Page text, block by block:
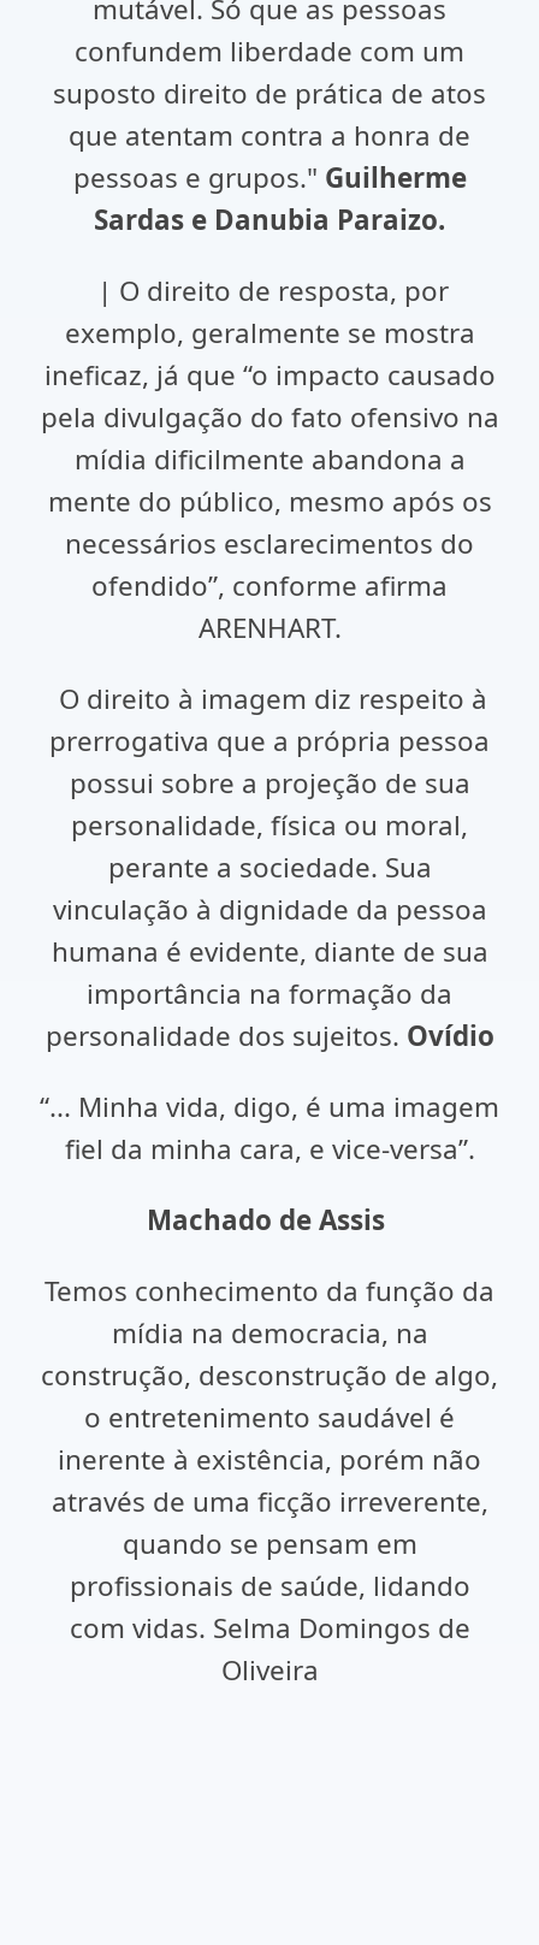
mutável. Só que as pessoas
confundem liberdade com um
suposto direito de prática de atos
que atentam contra a honra de
pessoas e grupos." Guilherme
Sardas e Danubia Paraizo.
| O direito de resposta, por
exemplo, geralmente se mostra
ineficaz, já que “o impacto causado
pela divulgação do fato ofensivo na
mídia dificilmente abandona a
mente do público, mesmo após os
necessários esclarecimentos do
ofendido”, conforme afirma
ARENHART.
O direito à imagem diz respeito à
prerrogativa que a própria pessoa
possui sobre a projeção de sua
personalidade, física ou moral,
perante a sociedade. Sua
vinculação à dignidade da pessoa
humana é evidente, diante de sua
importância na formação da
personalidade dos sujeitos. Ovídio
“... Minha vida, digo, é uma imagem
fiel da minha cara, e vice-versa”.
Machado de Assis
Temos conhecimento da função da
mídia na democracia, na
construção, desconstrução de algo,
o entretenimento saudável é
inerente à existência, porém não
através de uma ficção irreverente,
quando se pensam em
profissionais de saúde, lidando
com vidas. Selma Domingos de
Oliveira